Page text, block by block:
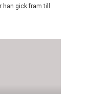
gick fram till